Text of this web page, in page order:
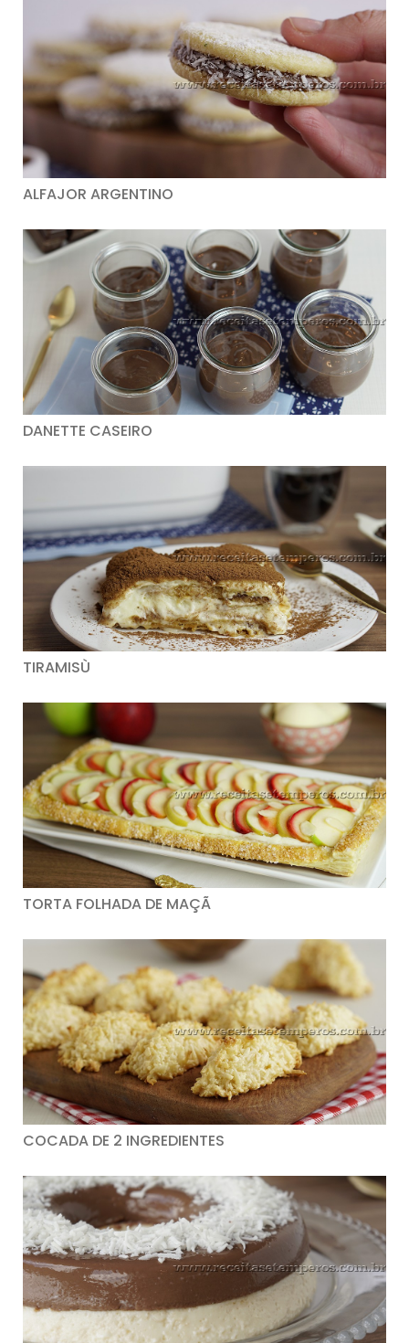
ALFAJOR ARGENTINO
DANETTE CASEIRO
TIRAMISÙ
TORTA FOLHADA DE MAÇÃ
COCADA DE 2 INGREDIENTES